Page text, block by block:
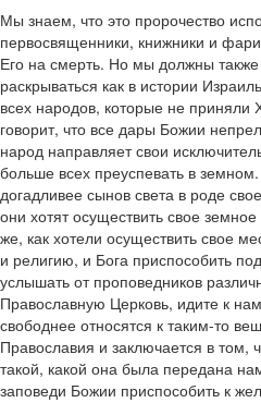
Мы знаем, что это пророчество
первосвященники, книжники и
Его на смерть. Но мы должны
раскрываться как в истории
всех народов, которые не приняли
говорит, что все дары Божии
народ направляет свои
больше всех преуспевать в
догадливее сынов света в роде
они хотят осуществить свое
же, как хотели осуществить свое
и религию, и Бога приспособить
услышать от проповедников
Православную Церковь, идите к
свободнее относятся к таким-то
Православия и заключается в том,
такой, какой она была передана
заповеди Божии приспособить к